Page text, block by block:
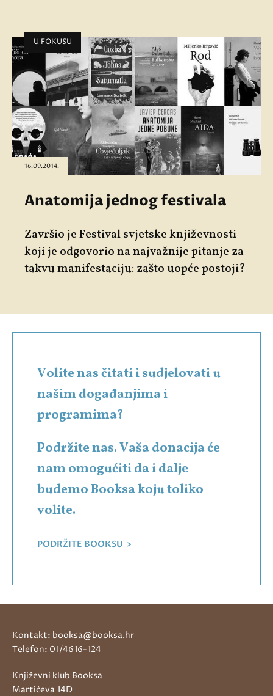
U FOKUSU
16.09.2014.
Anatomija jednog festivala
Završio je Festival svjetske književnosti
koji je odgovorio na najvažnije pitanje za
takvu manifestaciju: zašto uopće postoji?
Volite nas čitati i sudjelovati u
našim događanjima i
programima?
Podržite nas. Vaša donacija će
nam omogućiti da i dalje
budemo Booksa koju toliko
volite.
PODRŽITE BOOKSU >
Kontakt: booksa@booksa.hr
Telefon: 01/4616-124
Književni klub Booksa
Martićeva 14D